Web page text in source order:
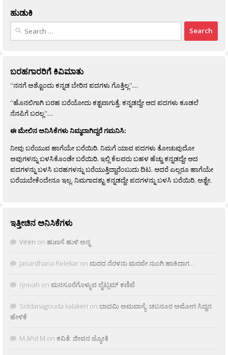
ಹುಡುಕಿ
Search
ಬರಹಗಾರರಿಗೆ ಕಿವಿಮಾತು
“ನನಗೆ ಅಶ್ಟೊಂದು ಕನ್ನಡ ಬೇರಿನ ಪದಗಳು ಗೊತ್ತಿಲ್ಲ”…
“ಹೊನಲಿಗಾಗಿ ಬರಹ ಬರೆಯೋದು ಕಶ್ಟವಾಗುತ್ತೆ. ಕನ್ನಡದ್ದೇ ಆದ ಪದಗಳು ಕೂಡಲೆ
ನೆನಪಿಗೆ ಬರಲ್ಲ”…
ಈ ಮೇಲಿನ ಅನಿಸಿಕೆಗಳು ನಿಮ್ಮದಾಗಿದ್ದರೆ ಗಮನಿಸಿ:
ನೀವು ಬರೆಯುವ ಹಾಗೆಯೇ ಬರೆಯಿರಿ. ನಿಮಗೆ ಯಾವ ಪದಗಳು ತೋಚುವುದೋ
ಅವುಗಳನ್ನು ಬಳಸಿಕೊಂಡೇ ಬರೆಯಿರಿ. ಇಲ್ಲಿ ಕೆಲವರು ಬಹಳ ಹೆಚ್ಚು ಕನ್ನಡದ್ದೇ ಆದ
ಪದಗಳನ್ನು ಬಳಸಿ ಬರಹಗಳನ್ನು ಬರೆಯುತ್ತಿದ್ದಾರೆಂಬುದು ದಿಟ. ಆದರೆ ಎಲ್ಲರೂ ಹಾಗೆಯೇ
ಬರೆಯಬೇಕೆಂದೇನೂ ಇಲ್ಲ. ನಿಮಗಾದಶ್ಟು ಕನ್ನಡದ್ದೇ ಪದಗಳನ್ನು ಬಳಸಿ ಬರೆಯಿರಿ, ಅಶ್ಟೇ.
ಇತ್ತೀಚಿನ ಅನಿಸಿಕೆಗಳು
Viren on ಹುಣಸೆ ಹುಳಿ ಅನ್ನ
Janardhana Relekar on ಮರದ ನೆರಳನು ಮರವೇ ನುಂಗಿ ಹಾಕಿದಾಗ…
rjnivah on ಮನಸೂರೆಗೊಳ್ಳುವ ಲೈಟ್ಲಮ್ ಕಣಿವೆ
Siddanagouda kalakeri on ಬಾದಮಿ ಅಮವಾಸ್ಯೆ: ಚಬನೂರ ಅಮೋಗ ಸಿದ್ದನ
ಹೇಳಿಕೆ
M âñd M on ಕವಿತೆ: ಜೀವನ ಜ್ಯೋತಿ